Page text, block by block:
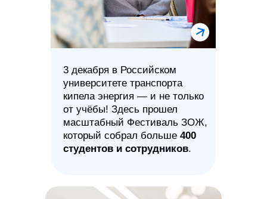
3 декабря в Российском
университете транспорта
кипела энергия — и не только
от учёбы! Здесь прошел
масштабный Фестиваль ЗОЖ,
который собрал больше 400
студентов и сотрудников.